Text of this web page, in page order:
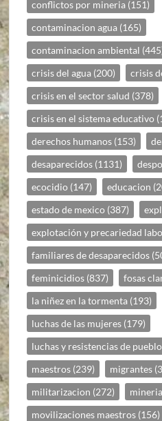
conflictos por mineria (151)
contaminacion agua (165)
contaminacion ambiental
crisis del agua (200) crisis
crisis en el sector salud (378)
crisis en el sistema educativo
derechos humanos (153)
desaparecidos (1131)
ecocidio (147) educacion
estado de mexico (387)
explotación y precariedad
familiares de desaparecidos
feminicidios (837) fosas
la niñez en la tormenta (193)
luchas de las mujeres (179)
luchas y resistencias de
maestros (239) migrantes
militarizacion (272) mineria
movilizaciones maestros (156)